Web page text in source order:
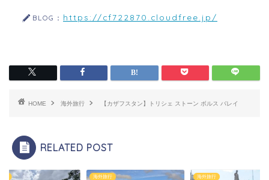
BLOG： https://cf722870.cloudfree.jp/
HOME 海外旅行 【カザフスタン】トリシェ ストーン ボルス バレイ
RELATED POST
海外旅行 海外旅行